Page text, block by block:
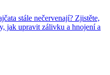
stále nečervenají? Zjistěte,
jak upravit zálivku a hnojení a